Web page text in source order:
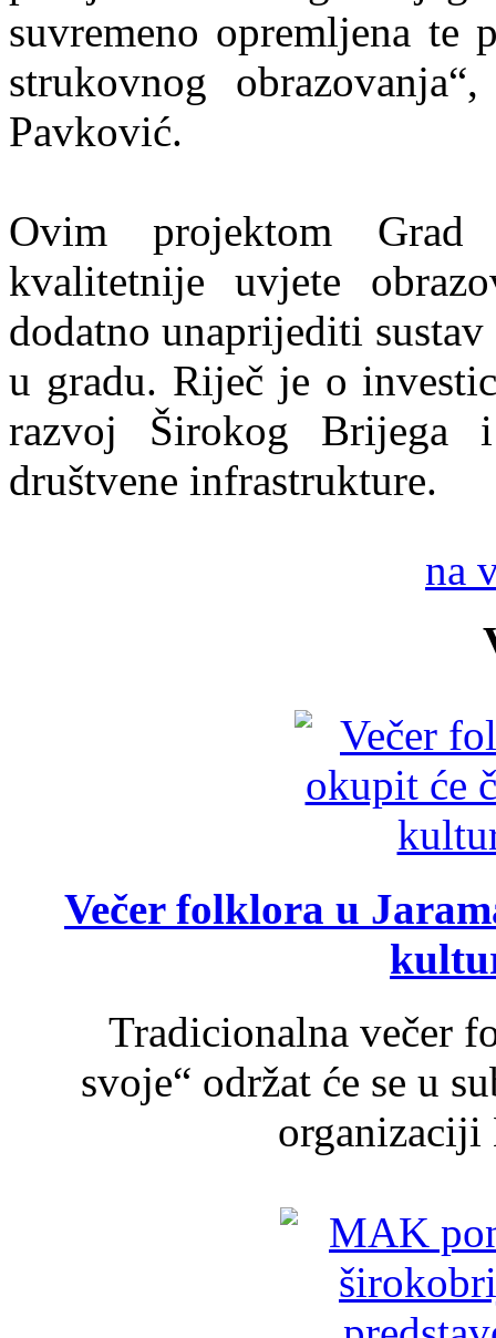
suvremeno opremljena te
strukovnog
Pavković.
Ovim projektom
kvalitetnije uvjete
dodatno unaprijediti
u gradu. Riječ je o
razvoj Širokog Brijega
društvene infrastrukture.
na
Večer folklora u
Tradicionalna večer
svoje“ održat će se u
organizaciji